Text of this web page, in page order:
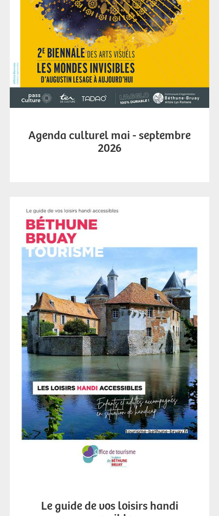
Agenda culturel mai - septembre
2026
Le guide de vos loisirs handi